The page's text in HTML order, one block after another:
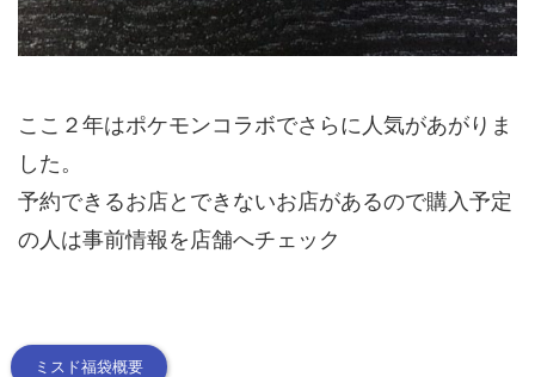
ここ２年はポケモンコラボでさらに人気があがりま
した。
予約できるお店とできないお店があるので購入予定
の人は事前情報を店舗へチェック
ミスド福袋概要